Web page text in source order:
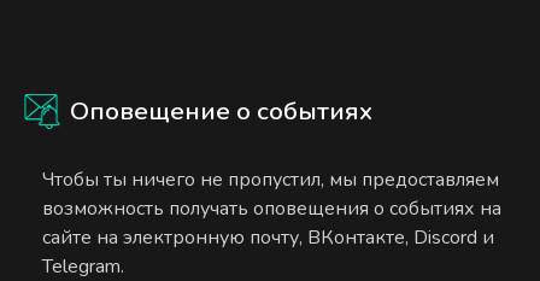
Оповещение о событиях
Чтобы ты ничего не пропустил, мы предоставляем
возможность получать оповещения о событиях на
сайте на электронную почту, ВКонтакте, Discord и
Telegram.